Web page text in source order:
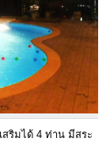
ริมได้ 4 ท่าน มีสระ